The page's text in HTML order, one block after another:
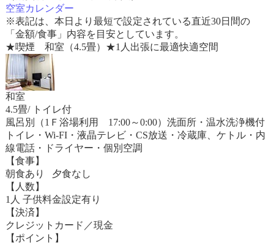
空室カレンダー
※表記は、本日より最短で設定されている直近30日間の
「金額/食事」内容を目安としています。
★喫煙 和室（4.5畳）★1人出張に最適快適空間
和室
4.5畳/ トイレ付
風呂別（1Ｆ浴場利用 17:00～0:00）洗面所・温水洗浄機付
トイレ・Wi-FI・液晶テレビ・CS放送・冷蔵庫、ケトル・内
線電話・ドライヤー・個別空調
【食事】
朝食あり 夕食なし
【人数】
1人 子供料金設定有り
【決済】
クレジットカード／現金
【ポイント】